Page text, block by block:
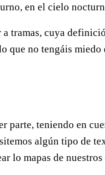
en el cielo
tramas, cuya
que no tengáis
parte, teniendo en
algún tipo de
lo mapas de